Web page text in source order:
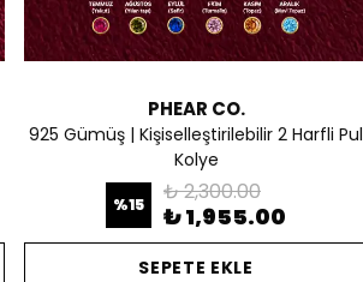
PHEAR CO.
925 Gümüş | Kişiselleştirilebilir 2 Harfli Pul
Kolye
%15 ₺ 2,300.00
₺ 1,955.00
SEPETE EKLE